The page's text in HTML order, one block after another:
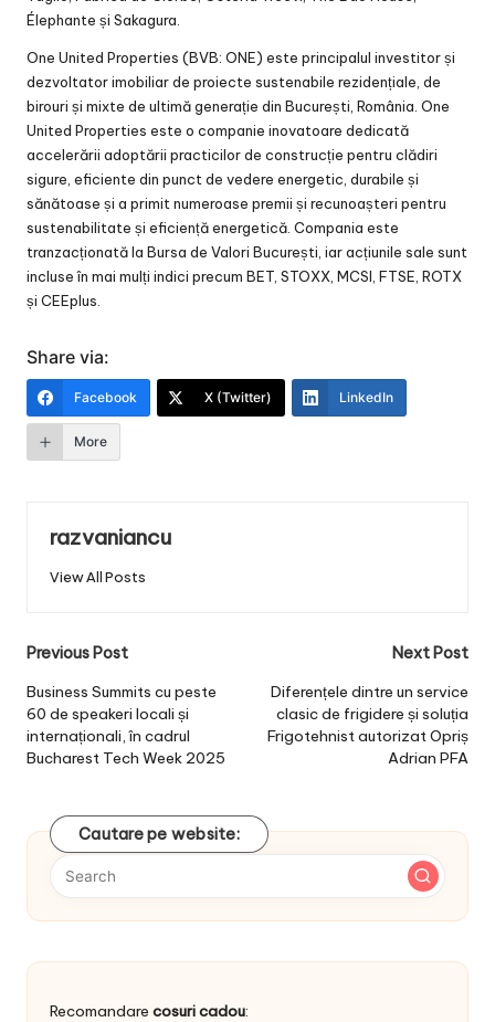
Élephante și Sakagura.
One United Properties (BVB: ONE) este principalul investitor și
dezvoltator imobiliar de proiecte sustenabile rezidențiale, de
birouri și mixte de ultimă generație din București, România. One
United Properties este o companie inovatoare dedicată
accelerării adoptării practicilor de construcție pentru clădiri
sigure, eficiente din punct de vedere energetic, durabile și
sănătoase și a primit numeroase premii și recunoașteri pentru
sustenabilitate și eficiență energetică. Compania este
tranzacționată la Bursa de Valori București, iar acțiunile sale sunt
incluse în mai mulți indici precum BET, STOXX, MCSI, FTSE, ROTX
și CEEplus.
Share via:
Facebook X (Twitter) LinkedIn
More
razvaniancu
View All Posts
Post
navigation
Previous Post
Business Summits cu peste
60 de speakeri locali și
internaționali, în cadrul
Bucharest Tech Week 2025
Next Post
Diferențele dintre un service
clasic de frigidere și soluția
Frigotehnist autorizat Opriș
Adrian PFA
Cautare pe website:
Recomandare cosuri cadou: